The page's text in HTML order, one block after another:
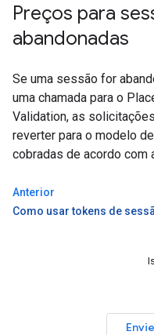
Preços para
abandonadas
Se uma sessão for
uma chamada para o
Validation, as
reverter para o modelo
cobradas de acordo com
Anterior
Como usar tokens de